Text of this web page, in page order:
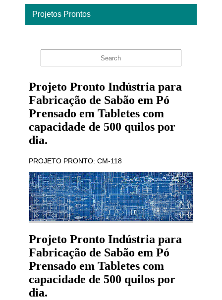
Projetos Prontos
Projeto Pronto Indústria para
Fabricação de Sabão em Pó
Prensado em Tabletes com
capacidade de 500 quilos por
dia.
PROJETO PRONTO: CM-118
Projeto Pronto Indústria para
Fabricação de Sabão em Pó
Prensado em Tabletes com
capacidade de 500 quilos por
dia.